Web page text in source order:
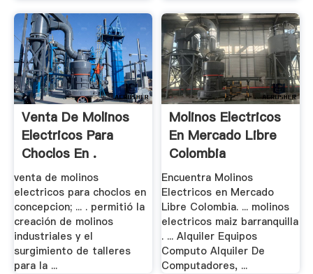
Venta De Molinos
Electricos Para
Choclos En .
venta de molinos
electricos para choclos en
concepcion; ... . permitió la
creación de molinos
industriales y el
surgimiento de talleres
para la ...
Molinos Electricos
En Mercado Libre
Colombia
Encuentra Molinos
Electricos en Mercado
Libre Colombia. ... molinos
electricos maiz barranquilla
. ... Alquiler Equipos
Computo Alquiler De
Computadores, ...